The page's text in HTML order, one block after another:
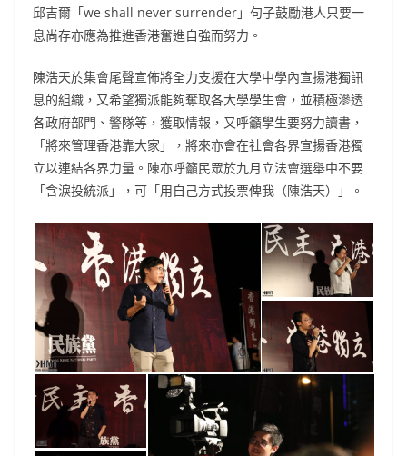
邱吉爾「we shall never surrender」句子鼓勵港人只要一
息尚存亦應為推進香港奮進自強而努力。
陳浩天於集會尾聲宣佈將全力支援在大學中學內宣揚港獨訊
息的組織，又希望獨派能夠奪取各大學學生會，並積極滲透
各政府部門、警隊等，獲取情報，又呼籲學生要努力讀書，
「將來管理香港靠大家」，將來亦會在社會各界宣揚香港獨
立以連結各界力量。陳亦呼籲民眾於九月立法會選舉中不要
「含淚投統派」，可「用自己方式投票俾我（陳浩天）」。